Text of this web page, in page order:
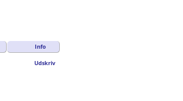
Info
Udskriv